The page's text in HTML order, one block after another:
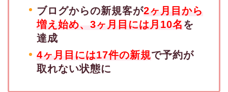
ブログからの新規客が2ヶ月目から
増え始め、3ヶ月目には月10名 を
達成
4ヶ月目には17件の新規で予約が
取れない状態に